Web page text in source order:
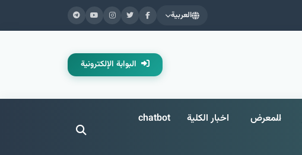
العربية
البوابة الإلكترونية
المعرض اخبار الكلية
chatbot